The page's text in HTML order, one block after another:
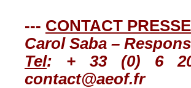
--- CONTACT
Carol Saba –
Tel: + 33 (0) 6
contact@aeof.fr